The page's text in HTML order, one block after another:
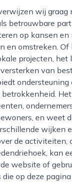
betrouwbare
op kansen en
en omstreken. Of
projecten, het
van
en weet
wijken
de activiteiten,
kan
website of
op deze